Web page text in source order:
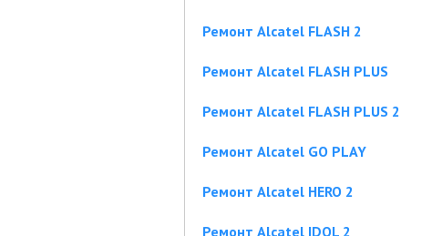
Ремонт Alcatel FLASH 2
Ремонт Alcatel FLASH PLUS
Ремонт Alcatel FLASH PLUS 2
Ремонт Alcatel GO PLAY
Ремонт Alcatel HERO 2
Ремонт Alcatel IDOL 2